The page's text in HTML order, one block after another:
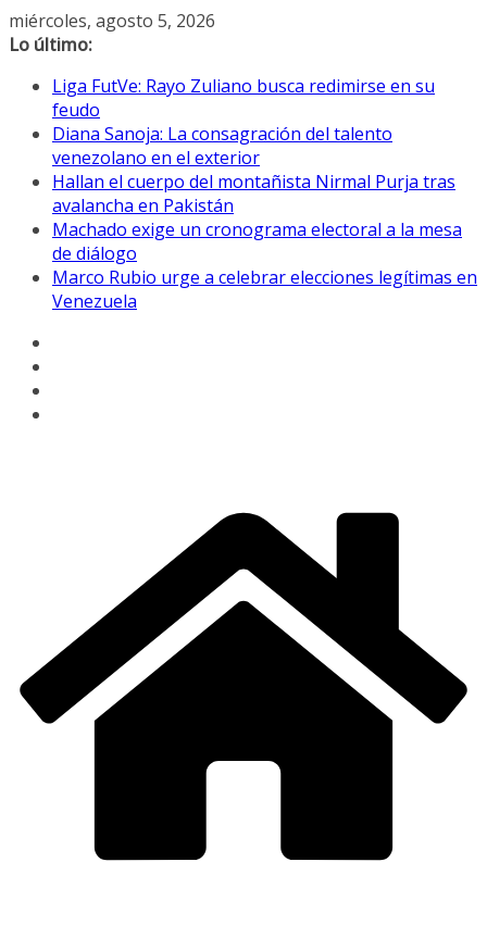
Saltar
al
miércoles, agosto 5, 2026
Lo último:
Liga FutVe: Rayo Zuliano busca redimirse en su
feudo
Diana Sanoja: La consagración del talento
venezolano en el exterior
Hallan el cuerpo del montañista Nirmal Purja tras
avalancha en Pakistán
Machado exige un cronograma electoral a la mesa
de diálogo
Marco Rubio urge a celebrar elecciones legítimas en
Venezuela